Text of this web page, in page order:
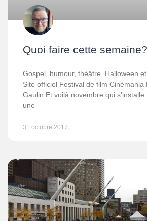
Quoi faire cette semaine?
Gospel, humour, théâtre, Halloween
Site officiel Festival de film Cinémania
Gaulin Et voilà novembre qui
une
31 octobre 2017